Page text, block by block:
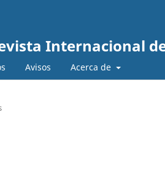
Internacional
Avisos Acerca de